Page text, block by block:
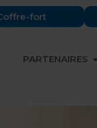
fort
NIBELIS
PARTENAIRES